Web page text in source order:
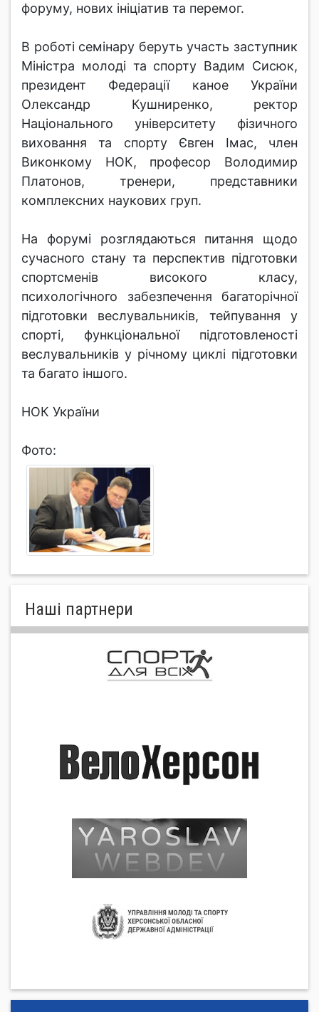
форуму, нових ініціатив та перемог.
В роботі семінару беруть участь заступник
Міністра молоді та спорту Вадим Сисюк,
президент Федерації каное України
Олександр Кушниренко, ректор
Національного університету фізичного
виховання та спорту Євген Імас, член
Виконкому НОК, професор Володимир
Платонов, тренери, представники
комплексних наукових груп.
На форумі розглядаються питання щодо
сучасного стану та перспектив підготовки
спортсменів високого класу,
психологічного забезпечення багаторічної
підготовки веслувальників, тейпування у
спорті, функціональної підготовленості
веслувальників у річному циклі підготовки
та багато іншого.
НОК України
Фото:
Нашi партнери